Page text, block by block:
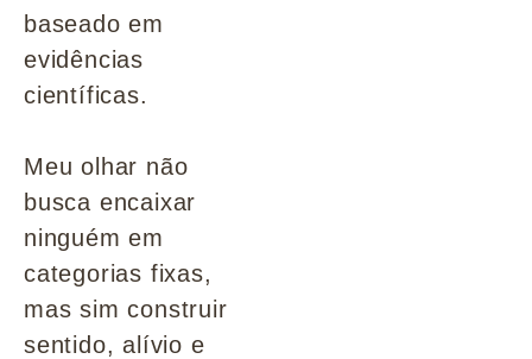
baseado em
evidências
científicas.
Meu olhar não
busca encaixar
ninguém em
categorias fixas,
mas sim construir
sentido, alívio e